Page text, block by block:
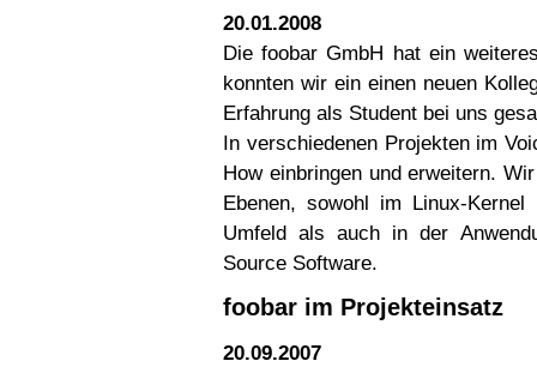
20.01.2008
Die foobar GmbH hat ein
konnten wir ein einen neuen
Erfahrung als Student bei uns
In verschiedenen Projekten im
How einbringen und erweitern.
Ebenen, sowohl im Linux-
Umfeld als auch in der
Source Software.
foobar im Projekteinsatz
20.09.2007